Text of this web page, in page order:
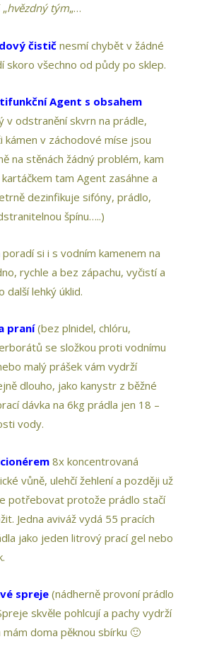
hvězdný tým„…
čistič nesmí chybět v žádné
skoro všechno od půdy po sklep.
Agent s obsahem
v odstranění skvrn na prádle,
kámen v záchodové míse jsou
na stěnách žádný problém, kam
tam Agent zasáhne a
dezinfikuje sifóny, prádlo,
špínu…..)
poradí si i s vodním kamenem na
rychle a bez zápachu, vyčistí a
další lehký úklid.
praní (bez plnidel, chlóru,
se složkou proti vodnímu
malý prášek vám vydrží
dlouho, jako kanystr z běžné
dávka na 6kg prádla jen 18 –
vody.
8x koncentrovaná
vůně, ulehčí žehlení a později už
potřebovat protože prádlo stačí
Jedna aviváž vydá 55 pracích
jako jeden litrový prací gel nebo
spreje (nádherně provoní prádlo
skvěle pohlcují a pachy vydrží
mám doma pěknou sbírku 🙂